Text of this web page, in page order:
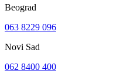
Beograd
063 8229 096
Novi Sad
062 8400 400